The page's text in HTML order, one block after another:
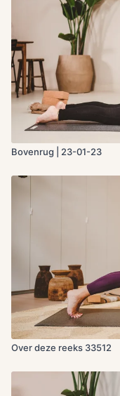
Bovenrug | 23-01-23
Over deze reeks 33512